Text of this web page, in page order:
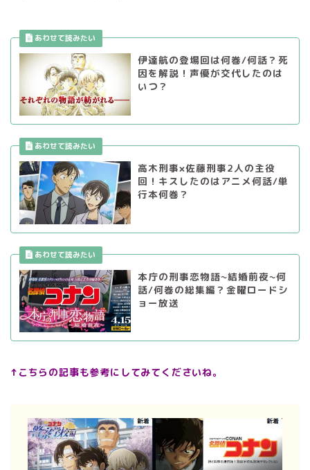
伊達航の登場回は何巻/何話？死
因を解説！声優が交代したのは
いつ？
高木刑事×佐藤刑事2人の主役
回！キスしたのはアニメ何話/単
行本何巻？
本庁の刑事恋物語~結婚前夜~何
話/何巻の総集編？金曜ロードシ
ョー放送
↑こちらの記事も参考にしてみてくださいね。